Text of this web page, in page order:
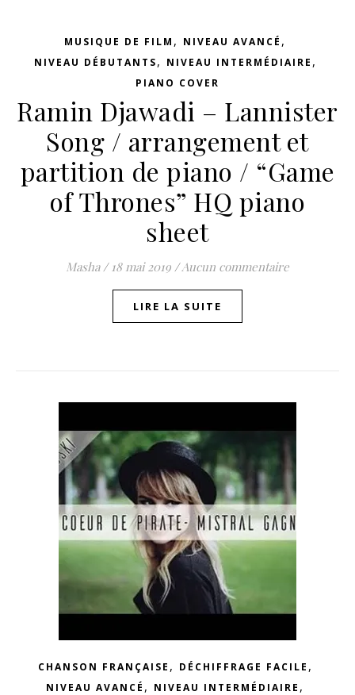
MUSIQUE DE FILM , NIVEAU AVANCÉ ,
NIVEAU DÉBUTANTS, NIVEAU INTERMÉDIAIRE ,
PIANO COVER
Ramin Djawadi – Lannister
Song / arrangement et
partition de piano / “Game
of Thrones” HQ piano
sheet
Masha / 18 mai 2019 /Aucun commentaire
LIRE LA SUITE
CHANSON FRANÇAISE , DÉCHIFFRAGE FACILE ,
NIVEAU AVANCÉ , NIVEAU INTERMÉDIAIRE ,